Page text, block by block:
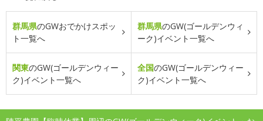
群馬県のGWおでかけスポッ
ト一覧へ
群馬県のGW(ゴールデンウィ
ーク)イベント一覧へ
関東のGW(ゴールデンウィー
ク)イベント一覧へ
全国のGW(ゴールデンウィー
ク)イベント一覧へ